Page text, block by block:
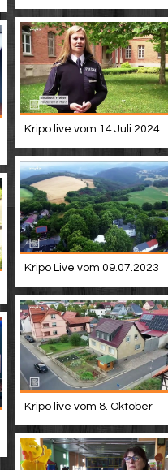
Kripo live vom 14.Juli 2024
Kripo Live vom 09.07.2023
Kripo live vom 8. Oktober